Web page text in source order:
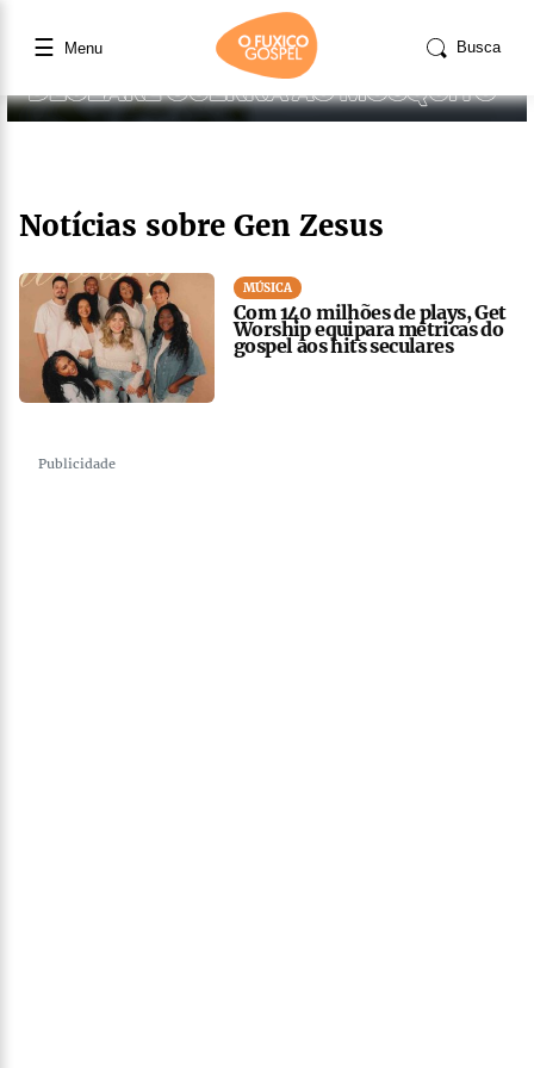
☰ Menu Busca
Notícias sobre Gen Zesus
MÚSICA
Com 140 milhões de plays, Get
Worship equipara métricas do
gospel aos hits seculares
Publicidade